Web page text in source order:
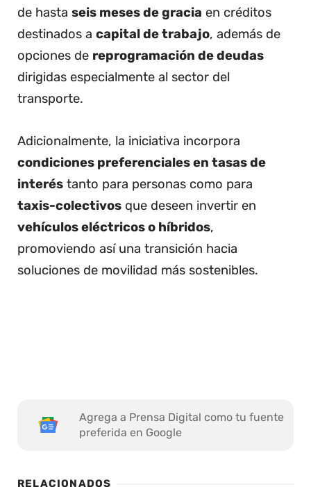
de hasta seis meses de gracia en créditos
destinados a capital de trabajo, además de
opciones de reprogramación de deudas
dirigidas especialmente al sector del
transporte.
Adicionalmente, la iniciativa incorpora
condiciones preferenciales en tasas de
interés tanto para personas como para
taxis-colectivos que deseen invertir en
vehículos eléctricos o híbridos,
promoviendo así una transición hacia
soluciones de movilidad más sostenibles.
Agrega a Prensa Digital como tu fuente
preferida en Google
RELACIONADOS